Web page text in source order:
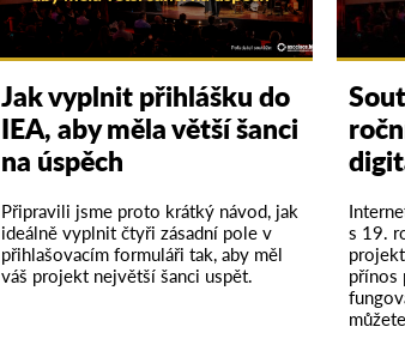
Jak vyplnit přihlášku do
IEA, aby měla větší šanci
na úspěch
Připravili jsme proto krátký návod, jak
ideálně vyplnit čtyři zásadní pole v
přihlašovacím formuláři tak, aby měl
váš projekt největší šanci uspět.
s 19.
přínos